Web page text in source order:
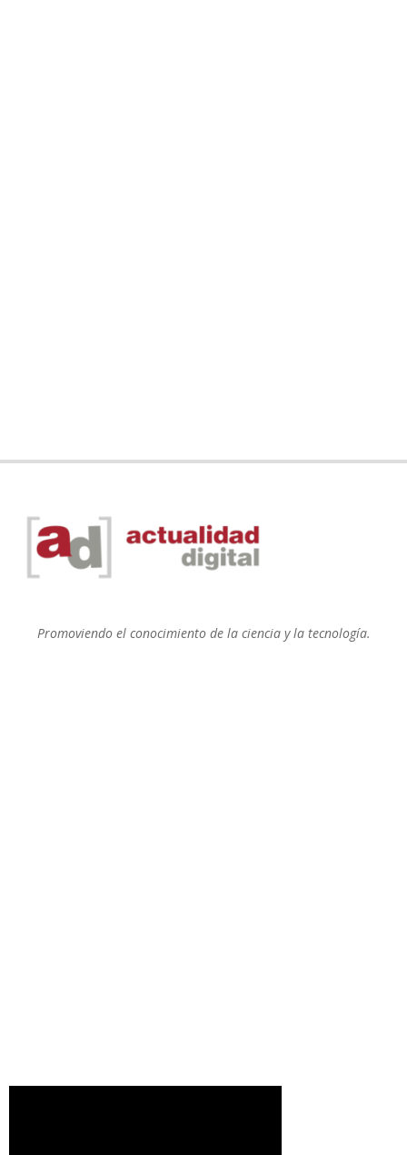
Promoviendo el conocimiento de la ciencia y la tecnología.